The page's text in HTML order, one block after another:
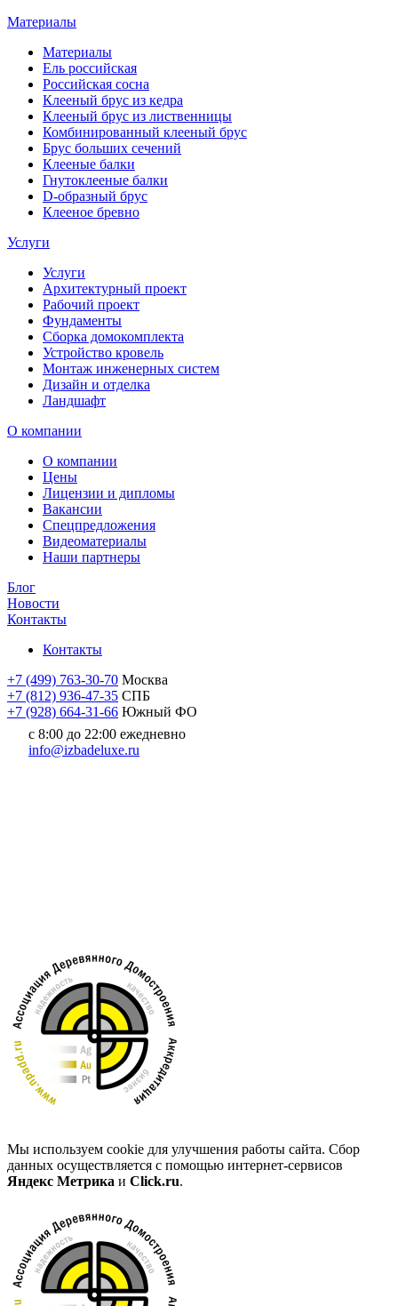
Материалы
Материалы
Ель российская
Российская сосна
Клееный брус из кедра
Клееный брус из лиственницы
Комбинированный клееный брус
Брус больших сечений
Клееные балки
Гнутоклееные балки
D-образный брус
Клееное бревно
Услуги
Услуги
Архитектурный проект
Рабочий проект
Фундаменты
Сборка домокомплекта
Устройство кровель
Монтаж инженерных систем
Дизайн и отделка
Ландшафт
О компании
О компании
Цены
Лицензии и дипломы
Вакансии
Cпецпредложения
Видеоматериалы
Наши партнеры
Блог
Новости
Контакты
Контакты
+7 (499) 763-30-70 Москва
+7 (812) 936-47-35 СПБ
+7 (928) 664-31-66 Южный ФО
с 8:00 до 22:00 ежедневно
info@izbadeluxe.ru
Мы используем cookie для улучшения работы сайта. Сбор
данных осуществляется с помощью интернет-сервисов
Яндекс Метрика и Click.ru.